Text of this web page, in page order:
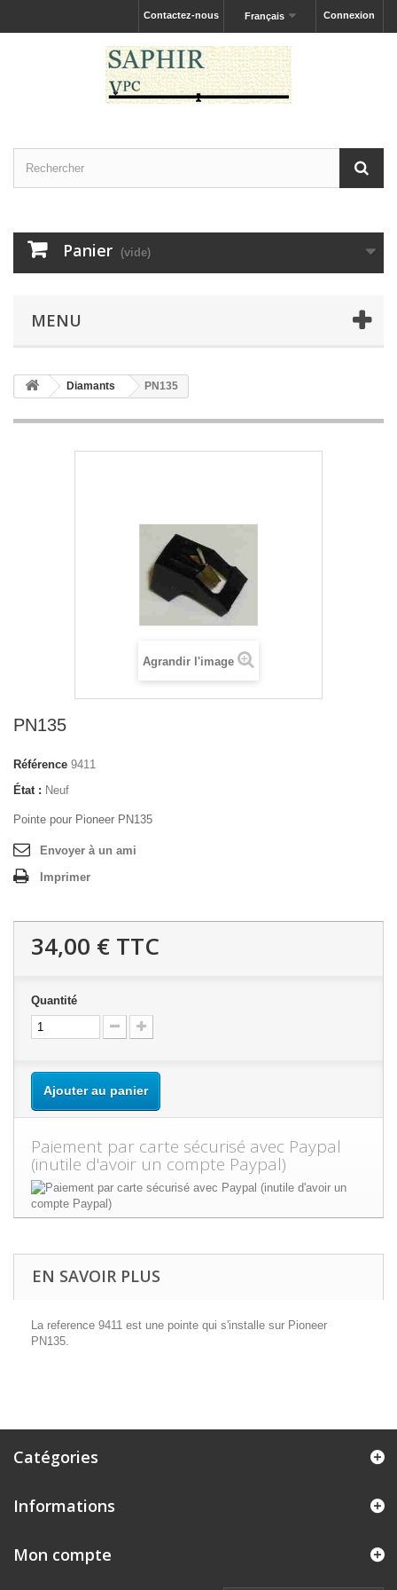
Connexion
Français
Contactez-nous
Panier (vide)
MENU
Diamants PN135
Agrandir l'image
PN135
Référence 9411
État : Neuf
Pointe pour Pioneer PN135
Envoyer à un ami
Imprimer
34,00 € TTC
Quantité
Ajouter au panier
Paiement par carte sécurisé avec Paypal
(inutile d'avoir un compte Paypal)
EN SAVOIR PLUS
La reference 9411 est une pointe qui s'installe sur Pioneer
PN135.
Catégories
Informations
Mon compte